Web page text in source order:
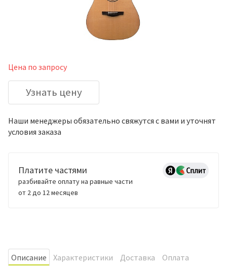
Цена по запросу
Узнать цену
Наши менеджеры обязательно свяжутся с вами и уточнят
условия заказа
Платите частями
разбивайте оплату на равные части
от 2 до 12 месяцев
Oписание Характеристики Доставка Оплата